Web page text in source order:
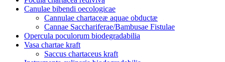
Canulae bibendi oecologicae
Cannulae chartaceæ aquae obductæ
Cannae Sacchariferae/Bambusae Fistulae
Opercula poculorum biodegradabilia
Vasa chartae kraft
Saccus chartaceus kraft